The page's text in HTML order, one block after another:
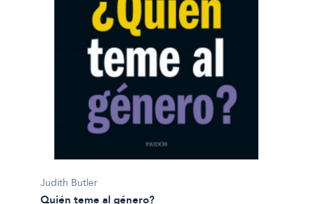
Judith Butler
Quién teme al género?